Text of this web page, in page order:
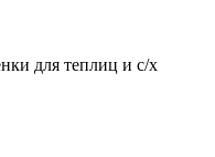
для теплиц и с/х